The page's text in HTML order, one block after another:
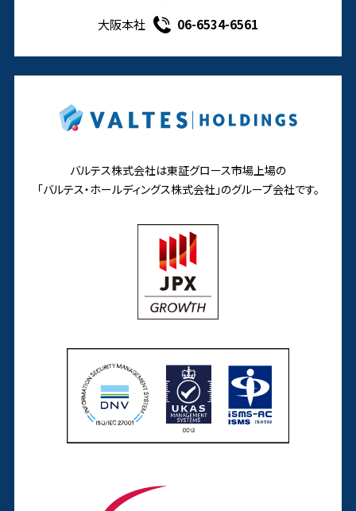
大阪本社
06-6534-6561
バルテス株式会社は東証グロース市場上場の
「バルテス・ホールディングス株式会社」のグループ会社です。